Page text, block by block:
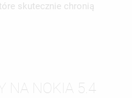
skutecznie chronią
NA NOKIA 5.4